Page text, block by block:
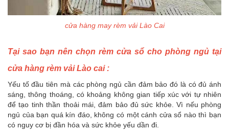
cửa hàng may rèm vải Lào Cai
Tại sao bạn nên chọn rèm cửa sổ cho phòng ngủ tại
cửa hàng rèm vải Lào cai :
Yếu tố đầu tiên mà các phòng ngủ cần đảm bảo đó là có đủ ánh
sáng, thông thoáng, có khoảng không gian tiếp xúc với tự nhiên
để tạo tinh thần thoải mái, đảm bảo đủ sức khỏe. Vì nếu phòng
ngủ của bạn quá kín đáo, không có một cánh cửa sổ nào thì bạn
có nguy cơ bị đần hóa và sức khỏe yếu dần đi.